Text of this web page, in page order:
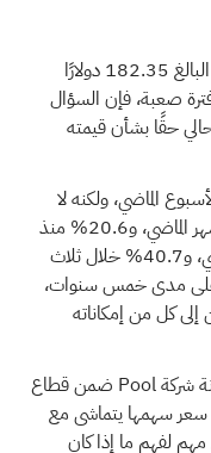
إذا كنت تتساءل عما إذا كان سعر Pool البالغ 182.35 دولارًا
فترة صعبة، فإن السؤال
حقًا بشأن قيمته
2.1% خلال الأسبوع الماضي، ولكنه لا
يزال منخفضاً بنسبة 21.6% خلال الشهر الماضي، و20.6% منذ
بداية العام، و38.2% خلال العام الماضي، و40.7% خلال ثلاث
انخفاض بنسبة 55.5% على مدى خمس سنوات،
كل من إمكاناته
ركزت التغطية الإعلامية الأخيرة على مكانة شركة Pool ضمن قطاع
سعر سهمها يتماشى مع
لفهم ما إذا كان